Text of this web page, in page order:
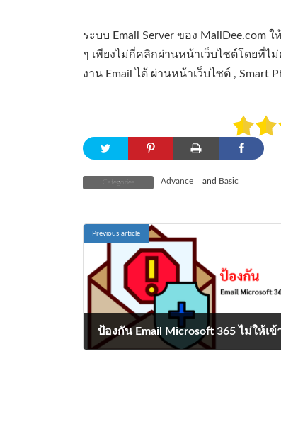
ระบบ Email Server ของ MailDee.com
ๆ เพียงไม่กี่คลิกผ่านหน้าเว็บไซต์โดยที่ไ
งาน Email ได้ ผ่านหน้าเว็บไซต์ , Smart
Categories Advance and Basic
Previous article
ป้องกัน Email Microsoft 365 ไม่ให้เข้